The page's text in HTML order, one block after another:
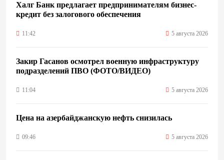
Халг Банк предлагает предпринимателям бизнес-
кредит без залогового обеспечения
11:42 5 августа 2026
Закир Гасанов осмотрел военную инфраструктуру
подразделений ПВО (ФОТО/ВИДЕО)
11:04 5 августа 2026
Цена на азербайджанскую нефть cнизилась
09:46 5 августа 2026